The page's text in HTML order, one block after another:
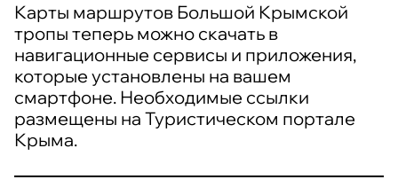
Карты маршрутов Большой Крымской
тропы теперь можно скачать в
навигационные сервисы и приложения,
которые установлены на вашем
смартфоне. Необходимые ссылки
размещены на Туристическом портале
Крыма.